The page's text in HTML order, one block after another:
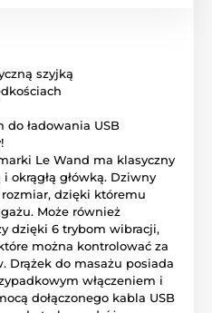
szyjką
ładowania USB
Le Wand ma klasyczny
okrągłą główką. Dziwny
dzięki któremu
Może również
dzięki 6 trybom wibracji,
można kontrolować za
Drążek do masażu posiada
włączeniem i
dołączonego kabla USB